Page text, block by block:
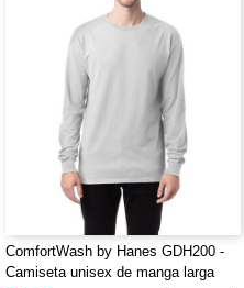
ComfortWash by Hanes GDH200 -
Camiseta unisex de manga larga